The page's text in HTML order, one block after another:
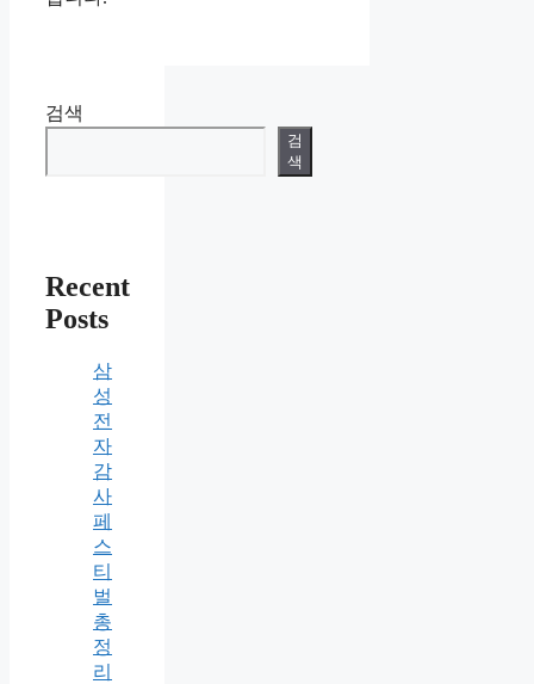
검색
검
색
Recent
Posts
삼
성
전
자
감
사
페
스
티
벌
총
정
리